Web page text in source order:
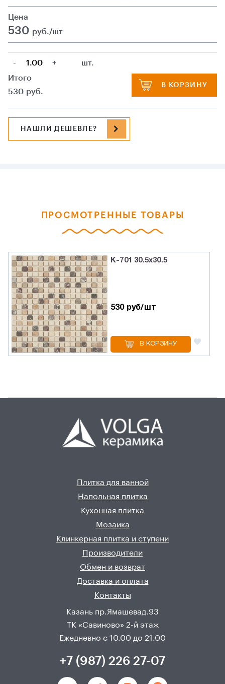
Цена
530 руб./шт
- +
шт.
Итого
530 руб.
В КОРЗИНУ
НАШЛИ ДЕШЕВЛЕ?
ПРОСМОТРЕННЫЕ ТОВАРЫ
K-701 30.5х30.5
530 руб/шт
В КОРЗИНУ
Плитка для ванной
Напольная плитка
Кухонная плитка
Мозаика
Клинкерная плитка и ступени
Производители
Обмен и возврат
Доставка и оплата
Контакты
Казань пр.Ямашевад.93
ТК «Савиново» 2-й этаж
Ежедневно с 10.00 до 21.00
+7 (987) 226 27-07